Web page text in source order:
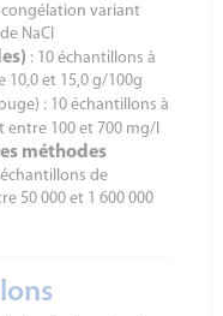
variant
NaCl
: 10 échantillons à
et 15,0 g/100g
: 10 échantillons à
100 et 700 mg/l
méthodes
échantillons de
50 000 et 1 600 000